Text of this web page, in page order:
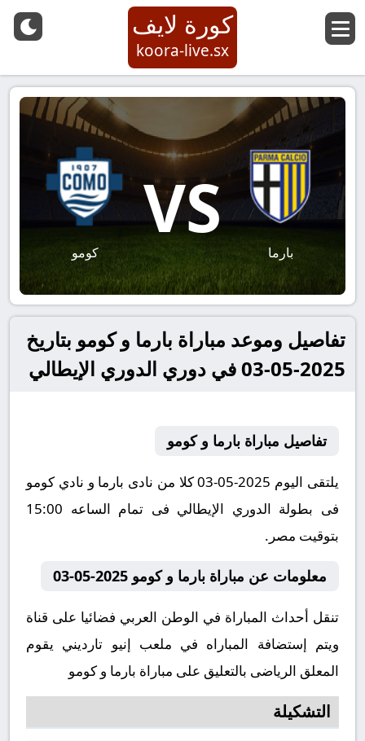
كورة لايف
koora-live.sx
بارما
VS
كومو
تفاصيل وموعد مباراة بارما و كومو بتاريخ
2025-05-03 في دوري الدوري الإيطالي
تفاصيل مباراة بارما و كومو
يلتقى اليوم 2025-05-03 كلا من نادى بارما و نادي كومو
فى بطولة الدوري الإيطالي فى تمام الساعه 15:00
بتوقيت مصر.
معلومات عن مباراة بارما و كومو 2025-05-03
تنقل أحداث المباراة في الوطن العربي فضائيا على قناة
ويتم إستضافة المباراه في ملعب إنيو تارديني يقوم
المعلق الرياضى بالتعليق على مباراة بارما و كومو
التشكيلة